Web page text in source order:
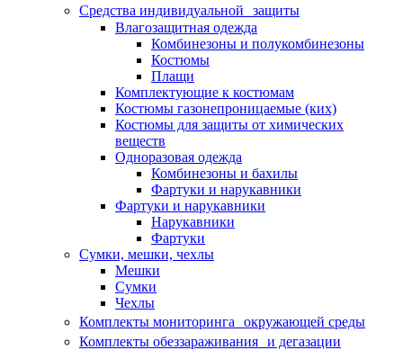
Средства индивидуальной защиты
Влагозащитная одежда
Комбинезоны и полукомбинезоны
Костюмы
Плащи
Комплектующие к костюмам
Костюмы газонепроницаемые (ких)
Костюмы для защиты от химических
веществ
Одноразовая одежда
Комбинезоны и бахилы
Фартуки и нарукавники
Фартуки и нарукавники
Нарукавники
Фартуки
Сумки, мешки, чехлы
Мешки
Сумки
Чехлы
Комплекты мониторинга окружающей среды
Комплекты обеззараживания и дегазации